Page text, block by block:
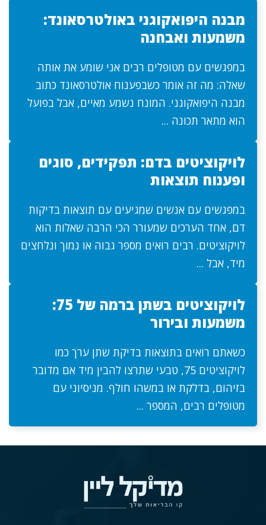
מבנה היפואקוגני באולטרסאונד:
משמעות ואבחנה
במפגשים עם מטופלים רבים אני שומע את אותה
שאלה: מה זה אומר כשבפענוח אולטרסאונד כתוב
מבנה היפואקוגני. המונח נשמע מאיים, אבל בפועל
הוא מתאר תכונה ...
לויקוציטים בדם: תפקידים, סוגים
ופענוח תוצאות
במפגשים עם אנשים שמגיעים עם תוצאות בדיקות
דם, אחד הערכים שמעורר הכי הרבה שאלות הוא
לויקוציטים. רבים רואים מספר גבוה או נמוך ונלחצים
מיד, אבל ...
לויקוציטים בשתן ברמה של 75:
משמעות ובירור
כשאתם רואים בתוצאות בדיקת שתן ערך כמו
לויקוציטים 75, טבעי שתרצו להבין מיד אם מדובר
בזיהום, בדלקת או במשהו חולף. מניסיוני עם
מטופלים רבים, המספר ...